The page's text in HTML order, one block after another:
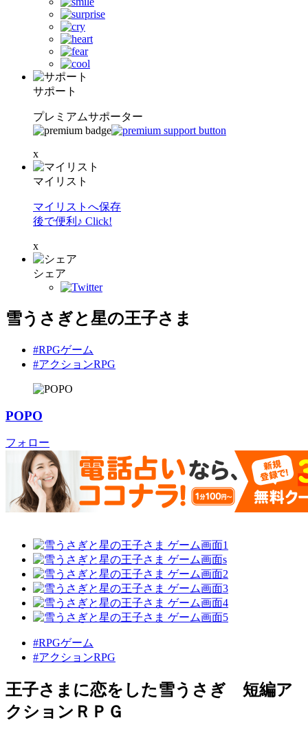
サポート
プレミアムサポーター
x
マイリスト
マイリストへ保存
後で便利♪ Click!
x
シェア
雪うさぎと星の王子さま
#RPGゲーム
#アクションRPG
POPO
フォロー
#RPGゲーム
#アクションRPG
王子さまに恋をした雪うさぎ 短編ア
クションＲＰＧ